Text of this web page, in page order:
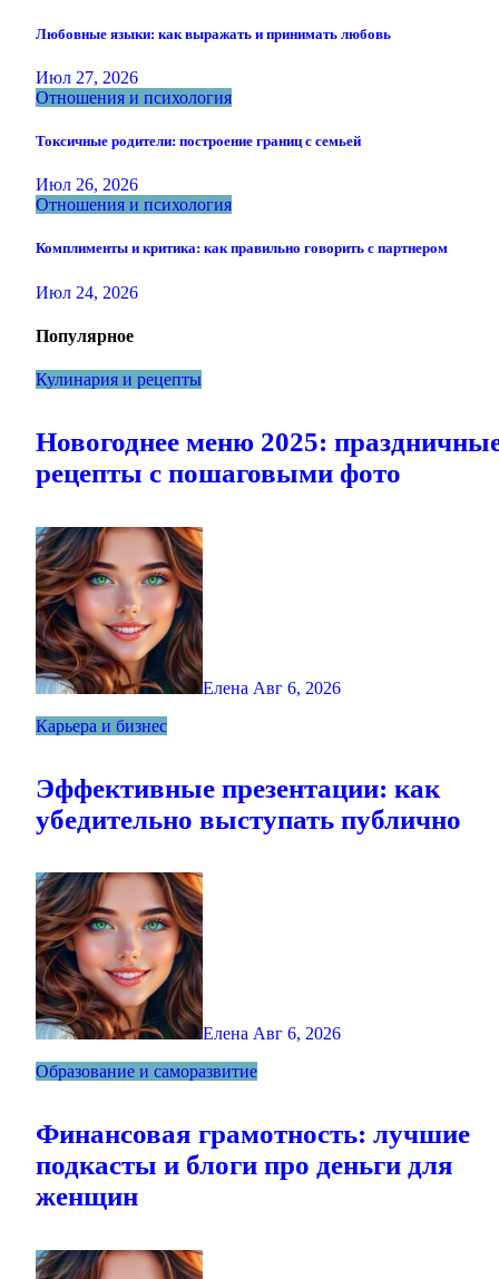
Любовные языки: как выражать и принимать любовь
Июл 27, 2026
Отношения и психология
Токсичные родители: построение границ с семьей
Июл 26, 2026
Отношения и психология
Комплименты и критика: как правильно говорить с партнером
Июл 24, 2026
Популярное
Кулинария и рецепты
Новогоднее меню 2025:
рецепты с пошаговыми фото
Елена Авг 6, 2026
Карьера и бизнес
Эффективные презентации: как
убедительно выступать публично
Елена Авг 6, 2026
Образование и саморазвитие
Финансовая грамотность: лучшие
подкасты и блоги про деньги для
женщин